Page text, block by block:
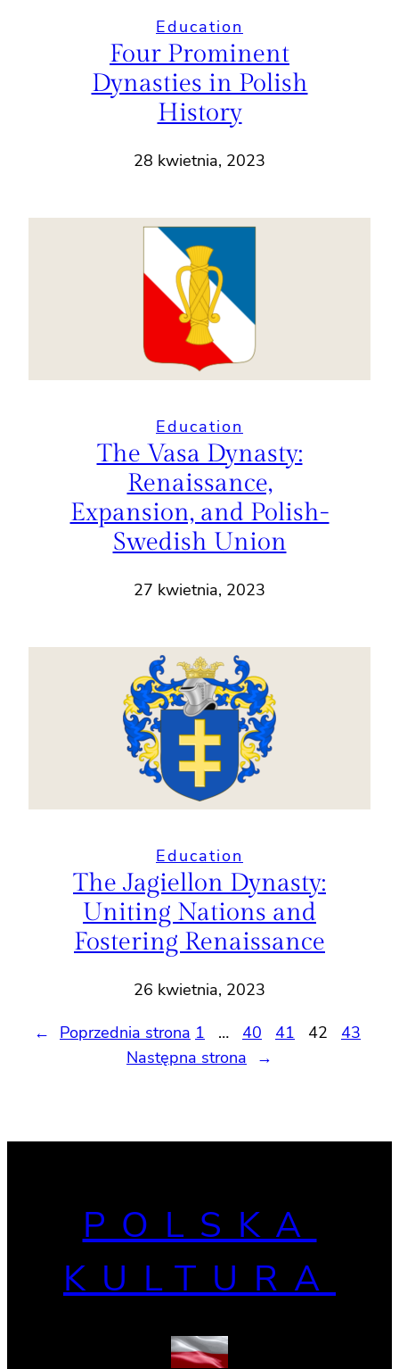
Education
Four Prominent
Dynasties in Polish
History
28 kwietnia, 2023
Education
The Vasa Dynasty:
Renaissance,
Expansion, and Polish-
Swedish Union
27 kwietnia, 2023
Education
The Jagiellon Dynasty:
Uniting Nations and
Fostering Renaissance
26 kwietnia, 2023
←
Poprzednia strona 1 … 40 41 42
43
Następna strona
→
POLSKA
KULTURA